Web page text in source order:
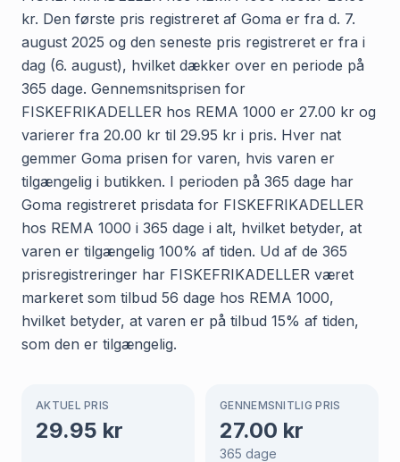
kr. Den første pris registreret af Goma er fra d. 7.
august 2025 og den seneste pris registreret er fra i
dag (6. august), hvilket dækker over en periode på
365 dage. Gennemsnitsprisen for
FISKEFRIKADELLER hos REMA 1000 er 27.00 kr og
varierer fra 20.00 kr til 29.95 kr i pris. Hver nat
gemmer Goma prisen for varen, hvis varen er
tilgængelig i butikken. I perioden på 365 dage har
Goma registreret prisdata for FISKEFRIKADELLER
hos REMA 1000 i 365 dage i alt, hvilket betyder, at
varen er tilgængelig 100% af tiden. Ud af de 365
prisregistreringer har FISKEFRIKADELLER været
markeret som tilbud 56 dage hos REMA 1000,
hvilket betyder, at varen er på tilbud 15% af tiden,
som den er tilgængelig.
AKTUEL PRIS
29.95 kr
GENNEMSNITLIG PRIS
27.00 kr
365 dage